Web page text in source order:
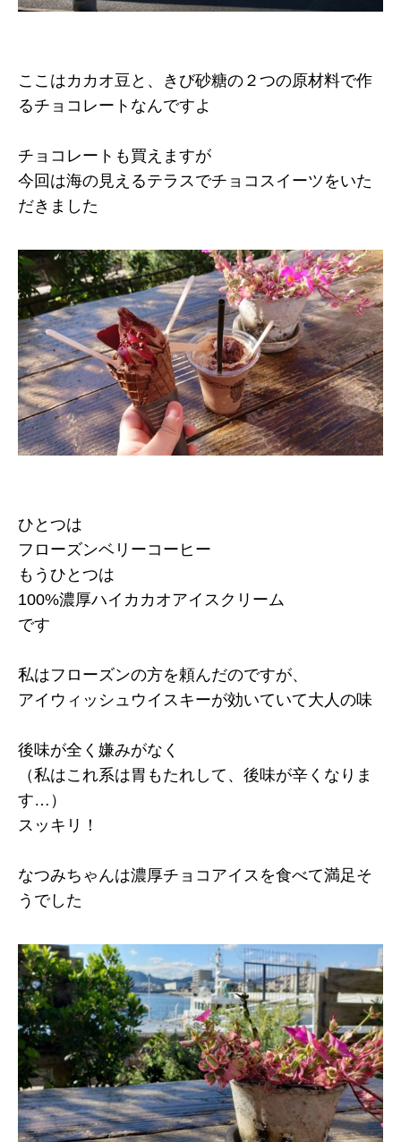
ここはカカオ豆と、きび砂糖の２つの原材料で作
るチョコレートなんですよ
チョコレートも買えますが
今回は海の見えるテラスでチョコスイーツをいた
だきました
ひとつは
フローズンベリーコーヒー
もうひとつは
100%濃厚ハイカカオアイスクリーム
です
私はフローズンの方を頼んだのですが、
アイウィッシュウイスキーが効いていて大人の味
後味が全く嫌みがなく
（私はこれ系は胃もたれして、後味が辛くなりま
す…）
スッキリ！
なつみちゃんは濃厚チョコアイスを食べて満足そ
うでした